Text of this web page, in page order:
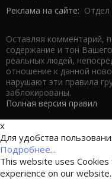
Реклама на сайте: Отдел
Оставляя комментарий,
содержание и тон
реальных людей,
отношение к данной
нарушают эти правила
заблокированы.
Полная версия правил
x
Для удобства
Подробнее...
This website uses
experience on our website.